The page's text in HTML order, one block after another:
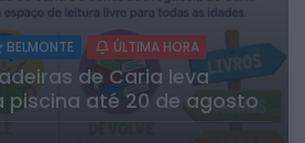
BELMONTE ÚLTIMA HORA
de Caria leva
piscina até 20 de agosto